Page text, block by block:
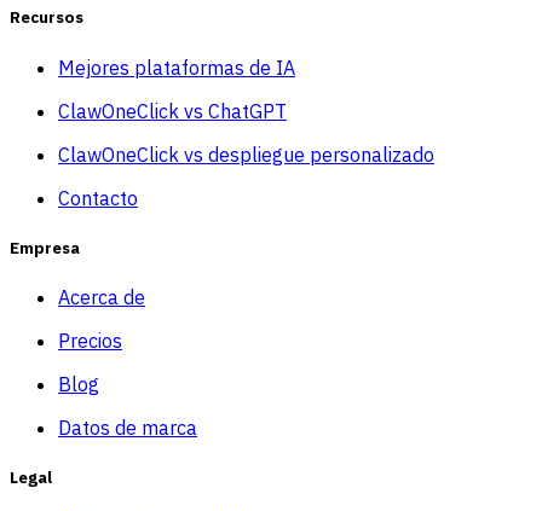
Recursos
Mejores plataformas de IA
ClawOneClick vs ChatGPT
ClawOneClick vs despliegue personalizado
Contacto
Empresa
Acerca de
Precios
Blog
Datos de marca
Legal